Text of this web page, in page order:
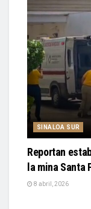
SINALOA SUR
Reportan
la mina Santa
8 abril, 2026